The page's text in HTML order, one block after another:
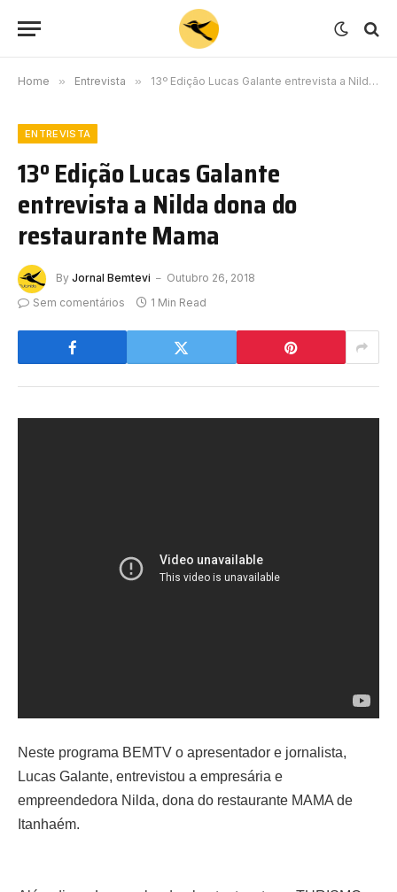
Home » Entrevista » 13º Edição Lucas Galante entrevista a Nilda dona do restaurante Mama
ENTREVISTA
13º Edição Lucas Galante
entrevista a Nilda dona do
restaurante Mama
By Jornal Bemtevi
Outubro 26, 2018
Sem comentários
1 Min Read
Neste programa BEMTV o apresentador e jornalista,
Lucas Galante, entrevistou a empresária e
empreendedora Nilda, dona do restaurante MAMA de
Itanhaém.